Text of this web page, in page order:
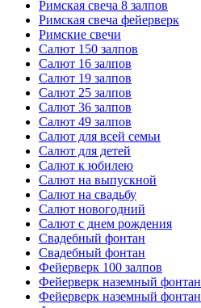
Римская свеча 8 залпов
Римская свеча фейерверк
Римские свечи
Салют 150 залпов
Салют 16 залпов
Салют 19 залпов
Салют 25 залпов
Салют 36 залпов
Салют 49 залпов
Салют для всей семьи
Салют для детей
Салют к юбилею
Салют на выпускной
Салют на свадьбу
Салют новогодний
Салют с днем рождения
Свадебный фонтан
Свадебный фонтан
Фейерверк 100 залпов
Фейерверк наземный фонтан
Фейерверк наземный фонтан